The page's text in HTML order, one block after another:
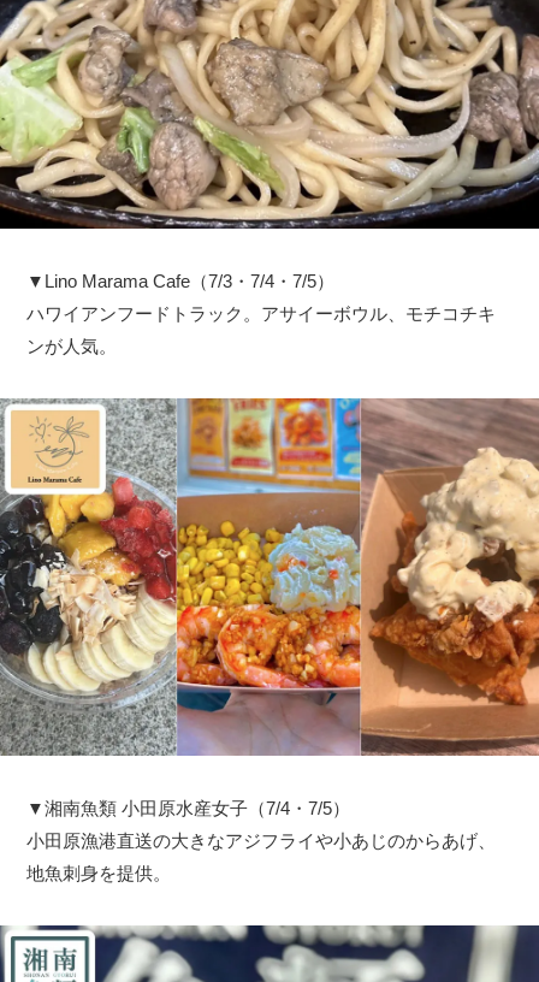
▼Lino Marama Cafe（7/3・7/4・7/5）
ハワイアンフードトラック。アサイーボウル、モチコチキ
ンが人気。
▼湘南魚類 小田原水産女子（7/4・7/5）
小田原漁港直送の大きなアジフライや小あじのからあげ、
地魚刺身を提供。